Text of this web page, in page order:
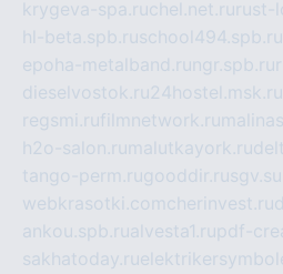
krygeva-spa.ruchel.net.ru
hl-beta.spb.ruschool494.spb.ru
epoha-metalband.ru ngr.spb.ru
dieselvostok.ru24hostel.msk.ru
regsmi.rufilmnetwork.ru
h2o-salon.ru malutkayork.ru
tango-perm.rugooddir.rusgv.su
webkrasotki.comcherinvest.ru
ankou.spb.rualvesta1.rupdf-
sakhatoday.ru